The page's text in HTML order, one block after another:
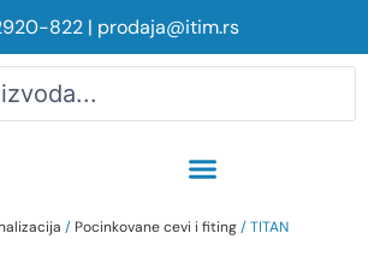
822| prodaja@itim.rs
/ Pocinkovane cevi i fiting/ TITAN